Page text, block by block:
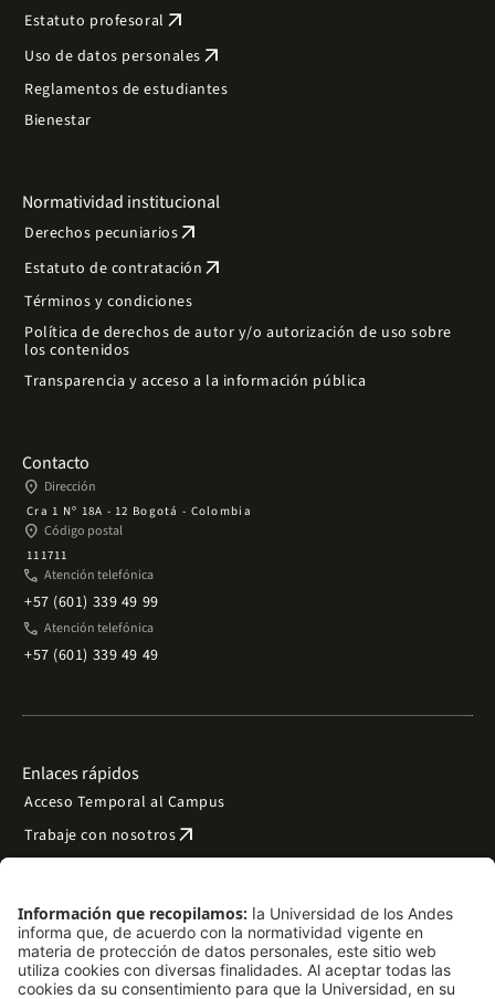
Estatuto profesoral arrow_outward
Uso de datos personales arrow_outward
Reglamentos de estudiantes
Bienestar
Normatividad institucional
Derechos pecuniariosarrow_outward
Estatuto de contratación arrow_outward
Términos y condiciones
Política de derechos de autor y/o autorización de uso sobre
los contenidos
Transparencia y acceso a la información pública
Contacto
place Dirección
Cra 1 Nº 18A - 12 Bogotá - Colombia
place Código postal
111711
phone Atención telefónica
+57 (601) 339 49 99
phone Atención telefónica
+57 (601) 339 49 49
Enlaces rápidos
Acceso Temporal al Campus
Trabaje con nosotrosarrow_outward
Preguntas frecuentes
Filantropía y donacionesarrow_outward
Mapa del sitio arrow_outward